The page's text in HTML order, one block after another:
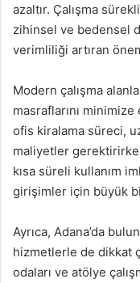
azaltır. Çalışma
zihinsel ve bedensel
verimliliği artıran
Modern çalışma
masraflarını
ofis kiralama süreci,
maliyetler
kısa süreli kullanım
girişimler için büyük
Ayrıca, Adana’da
hizmetlerle de dikkat
odaları ve atölye